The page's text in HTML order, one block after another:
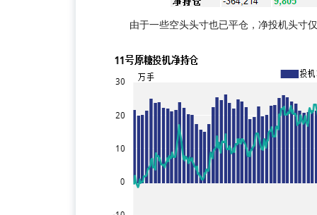
由于一些空头头寸也已平仓，净投机头寸